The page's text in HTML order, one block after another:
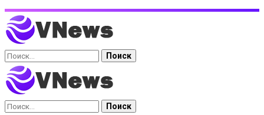
Найти:
Найти: